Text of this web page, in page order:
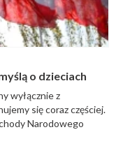
o dzieciach
wyłącznie z
się coraz częściej.
Narodowego